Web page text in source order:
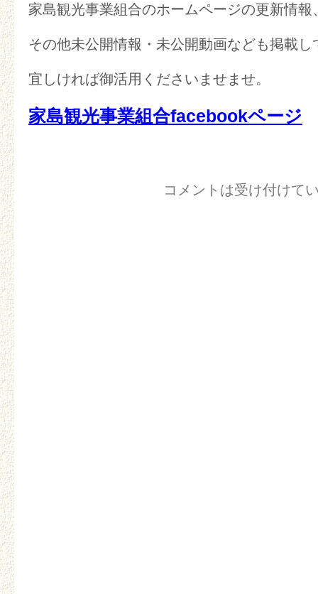
家島観光事業組合のホームページの更新情報
その他未公開情報・未公開動画なども掲載し
宜しければ御活用くださいませませ。
家島観光事業組合facebookページ
コメントは受け付けて